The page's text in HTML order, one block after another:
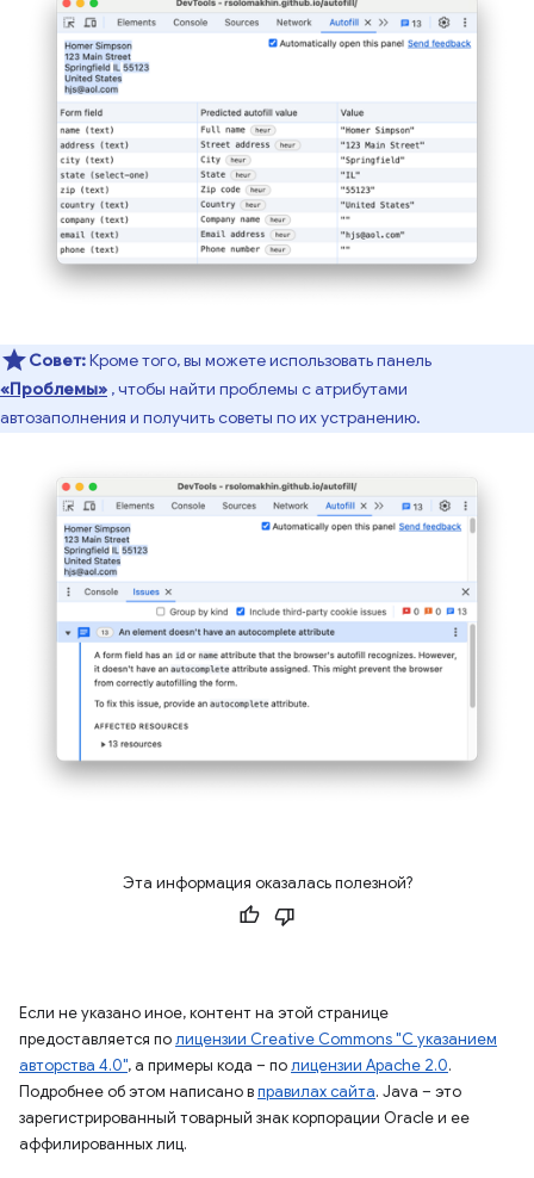
Совет:Кроме того, вы можете использовать панель
«Проблемы» , чтобы найти проблемы с атрибутами
автозаполнения и получить советы по их устранению.
Эта информация оказалась полезной?
Если не указано иное, контент на этой странице
предоставляется полицензии Creative Commons "С указанием
авторства 4.0", а примеры кода – полицензии Apache 2.0.
Подробнее об этом написано вправилах сайта. Java – это
зарегистрированный товарный знак корпорации Oracle и ее
аффилированных лиц.